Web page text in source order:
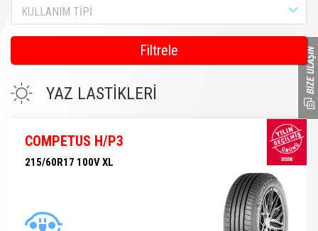
KULLANIM TİPİ
Filtrele
YAZ LASTİKLERİ
COMPETUS H/P3
215/60R17 100V XL